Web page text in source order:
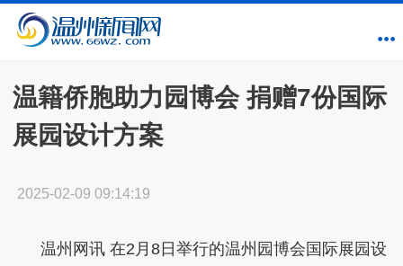
温籍侨胞助力园博会 捐赠7份国际
展园设计方案
2025-02-09 09:14:19
温州网讯 在2月8日举行的温州园博会国际展园设